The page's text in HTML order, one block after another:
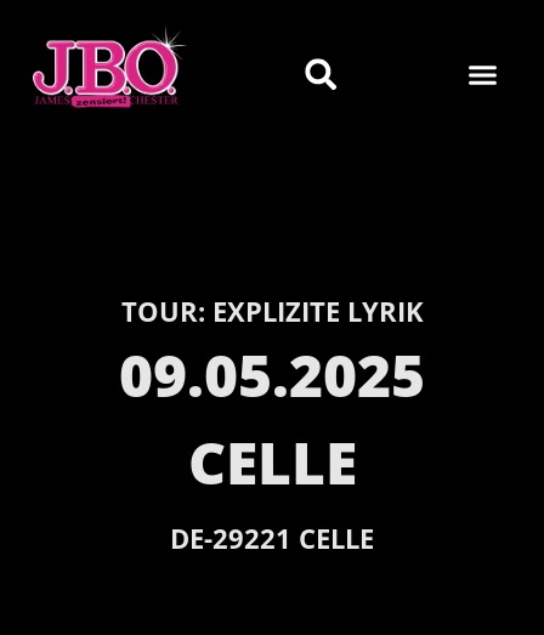
TOUR: EXPLIZITE LYRIK
09.05.2025
CELLE
DE-29221 CELLE